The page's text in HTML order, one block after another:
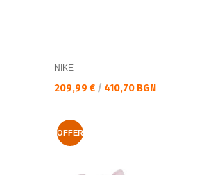
NIKE
Текуща цена:
209,99 € / 410,70 BGN
OFFER